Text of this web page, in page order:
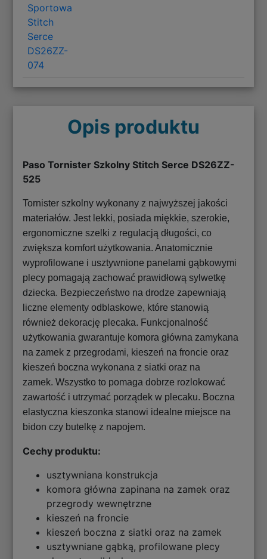
Sportowa
Stitch
Serce
DS26ZZ-
074
Opis produktu
Paso Tornister Szkolny Stitch Serce DS26ZZ-
525
Tornister szkolny wykonany z najwyższej jakości
materiałów. Jest lekki, posiada miękkie, szerokie,
ergonomiczne szelki z regulacją długości, co
zwiększa komfort użytkowania. Anatomicznie
wyprofilowane i usztywnione panelami gąbkowymi
plecy pomagają zachować prawidłową sylwetkę
dziecka. Bezpieczeństwo na drodze zapewniają
liczne elementy odblaskowe, które stanowią
również dekorację plecaka. Funkcjonalność
użytkowania gwarantuje komora główna zamykana
na zamek z przegrodami, kieszeń na froncie oraz
kieszeń boczna wykonana z siatki oraz na
zamek. Wszystko to pomaga dobrze rozlokować
zawartość i utrzymać porządek w plecaku. Boczna
elastyczna kieszonka stanowi idealne miejsce na
bidon czy butelkę z napojem.
Cechy produktu:
usztywniana konstrukcja
komora główna zapinana na zamek oraz
przegrody wewnętrzne
kieszeń na froncie
kieszeń boczna z siatki oraz na zamek
usztywniane gąbką, profilowane plecy